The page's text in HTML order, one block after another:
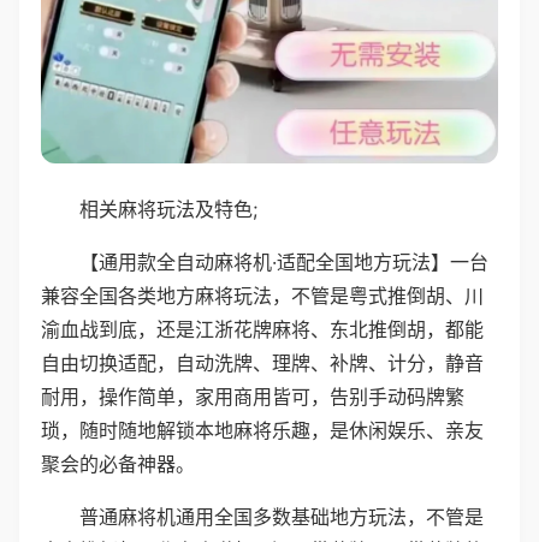
相关麻将玩法及特色;
【通用款全自动麻将机·适配全国地方玩法】一台
兼容全国各类地方麻将玩法，不管是粤式推倒胡、川
渝血战到底，还是江浙花牌麻将、东北推倒胡，都能
自由切换适配，自动洗牌、理牌、补牌、计分，静音
耐用，操作简单，家用商用皆可，告别手动码牌繁
琐，随时随地解锁本地麻将乐趣，是休闲娱乐、亲友
聚会的必备神器。
普通麻将机通用全国多数基础地方玩法，不管是